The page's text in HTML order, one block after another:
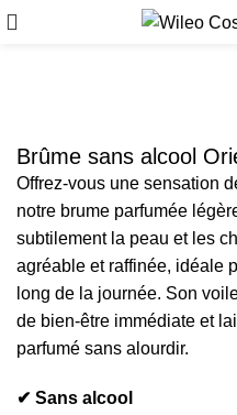
Brûme sans alcool
Offrez-vous une sensation
notre brume parfumée
subtilement la peau et les
agréable et raffinée, idéale
long de la journée. Son
de bien-être immédiate et
parfumé sans alourdir.
✔ Sans alcool